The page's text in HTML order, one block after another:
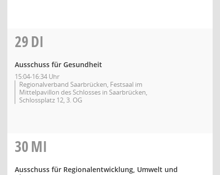
29DI
Ausschuss für Gesundheit
15:04-16:34 Uhr
Regionalverband Saarbrücken, Festsaal im
Mittelpavillon des Schlosses in Saarbrücken,
Schlossplatz 12, 3. OG
30MI
Ausschuss für Regionalentwicklung, Umwelt und